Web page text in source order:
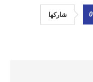
شاركها 0